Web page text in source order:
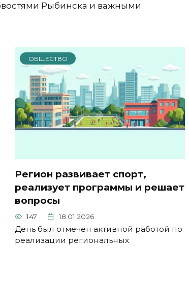
Рыбинска и важными
ОБЩЕСТВО
Регион развивает спорт,
реализует программы и решает
вопросы
147 18.01.2026
День был отмечен активной работой по
реализации региональных